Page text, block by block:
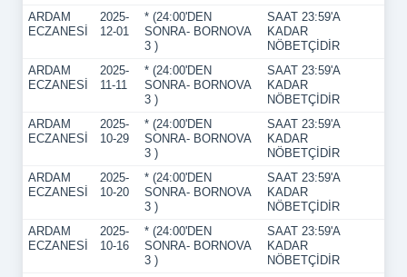
ARDAM
ECZANESİ
2025-
12-01
* (24:00'DEN
SONRA- BORNOVA
3 )
SAAT 23:59'A
KADAR
NÖBETÇİDİR
ARDAM
ECZANESİ
2025-
11-11
* (24:00'DEN
SONRA- BORNOVA
3 )
SAAT 23:59'A
KADAR
NÖBETÇİDİR
ARDAM
ECZANESİ
2025-
10-29
* (24:00'DEN
SONRA- BORNOVA
3 )
SAAT 23:59'A
KADAR
NÖBETÇİDİR
ARDAM
ECZANESİ
2025-
10-20
* (24:00'DEN
SONRA- BORNOVA
3 )
SAAT 23:59'A
KADAR
NÖBETÇİDİR
ARDAM
ECZANESİ
2025-
10-16
* (24:00'DEN
SONRA- BORNOVA
3 )
SAAT 23:59'A
KADAR
NÖBETÇİDİR